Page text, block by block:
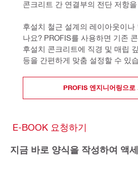
콘크리트 간 연결부의 전단 저항을
후설치 철근 설계의 레이아웃이
나요? PROFIS를 사용하면 기존
후설치 콘크리트에 직경 및 매립
등을 간편하게 맞춤 설정할 수 있
PROFIS 엔지니어링으로
E-BOOK 요청하기
지금 바로 양식을 작성하여 액